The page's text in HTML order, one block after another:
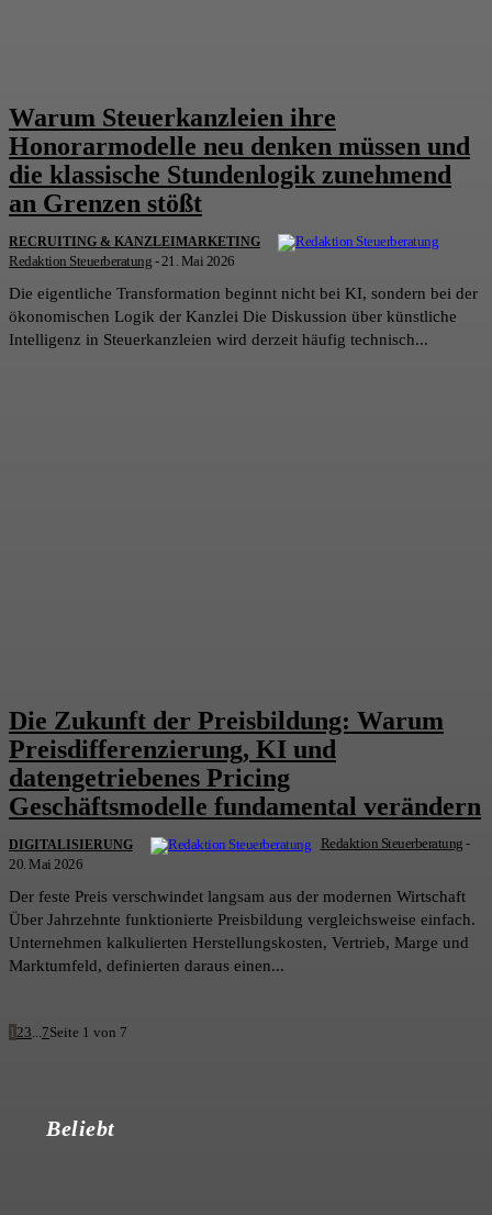
Warum Steuerkanzleien ihre
Honorarmodelle neu denken müssen und
die klassische Stundenlogik zunehmend
an Grenzen stößt
RECRUITING & KANZLEIMARKETING
Redaktion Steuerberatung - 21. Mai 2026
Die eigentliche Transformation beginnt nicht bei KI, sondern bei der
ökonomischen Logik der Kanzlei Die Diskussion über künstliche
Intelligenz in Steuerkanzleien wird derzeit häufig technisch...
Die Zukunft der Preisbildung: Warum
Preisdifferenzierung, KI und
datengetriebenes Pricing
Geschäftsmodelle fundamental verändern
DIGITALISIERUNG Redaktion Steuerberatung -
20. Mai 2026
Der feste Preis verschwindet langsam aus der modernen Wirtschaft
Über Jahrzehnte funktionierte Preisbildung vergleichsweise einfach.
Unternehmen kalkulierten Herstellungskosten, Vertrieb, Marge und
Marktumfeld, definierten daraus einen...
1 23 7Seite 1 von 7
Beliebt